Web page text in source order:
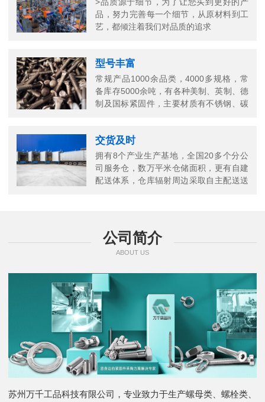
品，努力完善每一个细节，从原材料到工
艺，都倾注着我们对品质的追求
型号丰富
常规产品1000余品类，4000多规格，常
备库存5000余吨，有各种美制、英制、德
制及国标紧固件，主要材质有不锈钢、碳
交货及时
拥有8个产业生产基地，全国20多个分公
司服务仓，数万平米仓储面积，更有自建
配送体系，仓库辐射周边采取自主配送送
公司简介
ABOUT US
苏州万千工品科技有限公司，专业致力于生产螺母类、螺栓类、